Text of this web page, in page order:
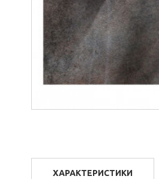
ХАРАКТЕРИСТИКИ